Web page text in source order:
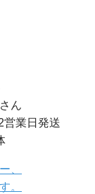
ん
営業日発送
、
。